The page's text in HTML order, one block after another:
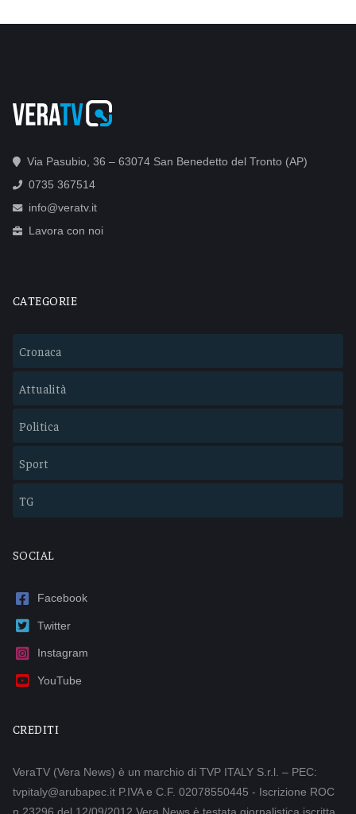
Via Pasubio, 36 – 63074 San Benedetto del Tronto (AP)
0735 367514
info@veratv.it
Lavora con noi
CATEGORIE
Cronaca
Attualità
Politica
Sport
TG
SOCIAL
Facebook
Twitter
Instagram
YouTube
CREDITI
VeraTV (Vera News) è un marchio di TVP ITALY S.r.l. – PEC:
tvpitaly@arubapec.it P.IVA e C.F. 02078550445 - Iscrizione ROC
n.23296 del 12/09/2012 Vera News è testata giornalistica iscritta